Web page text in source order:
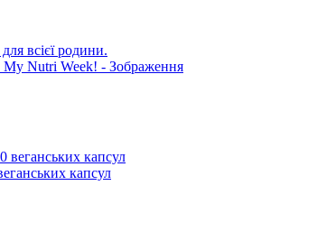
всієї родини.
капсул